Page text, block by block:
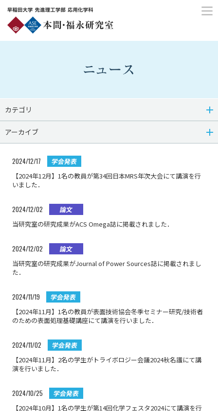
メンバー
アクセス
カテゴリ
アーカイブ
2024/12/17
学会発表
【2024年12月】1名の教員が第34回日本MRS年次大会にて講演を行
いました．
2024/12/02
論文
当研究室の研究成果がACS Omega誌に掲載されました．
2024/12/02
論文
当研究室の研究成果がJournal of Power Sources誌に掲載されまし
た．
2024/11/19
学会発表
【2024年11月】1名の教員が表面技術協会冬季セミナー研究/技術者
のための表面処理基礎講座にて講演を行いました．
2024/11/02
学会発表
【2024年11月】2名の学生がトライボロジー会議2024秋名護にて講
演を行いました．
2024/10/25
学会発表
【2024年10月】1名の学生が第14回化学フェスタ2024にて講演を行